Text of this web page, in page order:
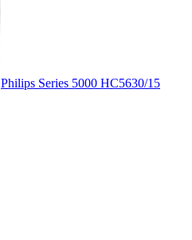
Philips Series 5000 HC5630/15